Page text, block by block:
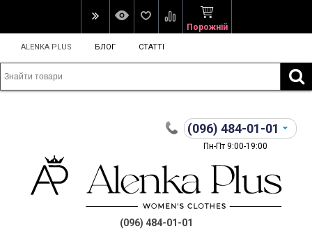
Порожній
ALENKA PLUS БЛОГ СТАТТІ
(096) 484-01-01
Пн-Пт 9:00-19:00
(096) 484-01-01